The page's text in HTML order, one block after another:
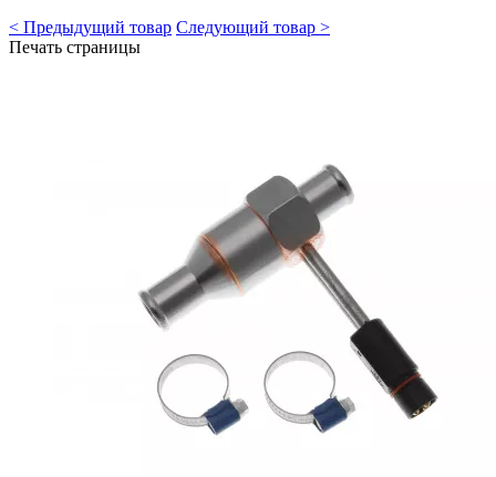
< Предыдущий товар Следующий товар >
Печать страницы